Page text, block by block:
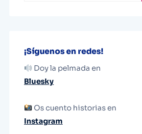
¡Síguenos en redes!
Doy la pelmada en
Bluesky
Os cuento historias en
Instagram